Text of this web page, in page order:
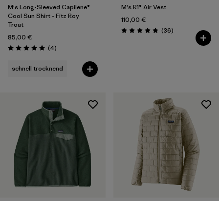
M's Long-Sleeved Capilene®
Cool Sun Shirt - Fitz Roy
Trout
85,00 €
Bewertung: 5.0 / 5
(4Rezensionen
)
schnell trocknend
M's R1® Air Vest
110,00 €
Bewertung: 4.9 / 5
(36Rezensionen
)